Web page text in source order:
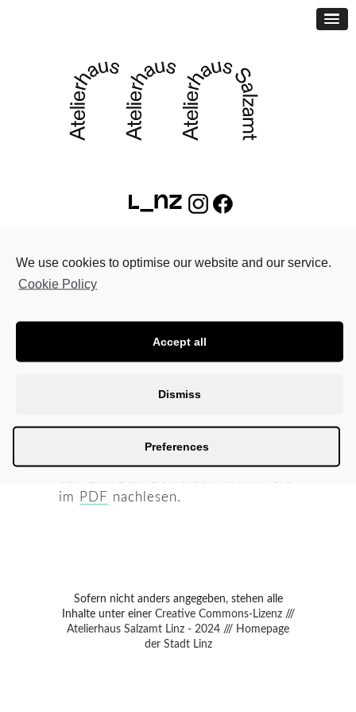
CreArt Open Call
Delft 2013
unser Partner “id11” aus Delft
(Niederlande) acht professionelle
, zu einem “Artist in
und September ein.
im PDF nachlesen.
Sofern nicht anders angegeben, stehen alle
Inhalte unter einer Creative Commons-Lizenz///
Atelierhaus Salzamt Linz - 2024 /// Homepage
der Stadt Linz
We use cookies to optimise our website and our service.
Cookie Policy
Accept all
Dismiss
Preferences